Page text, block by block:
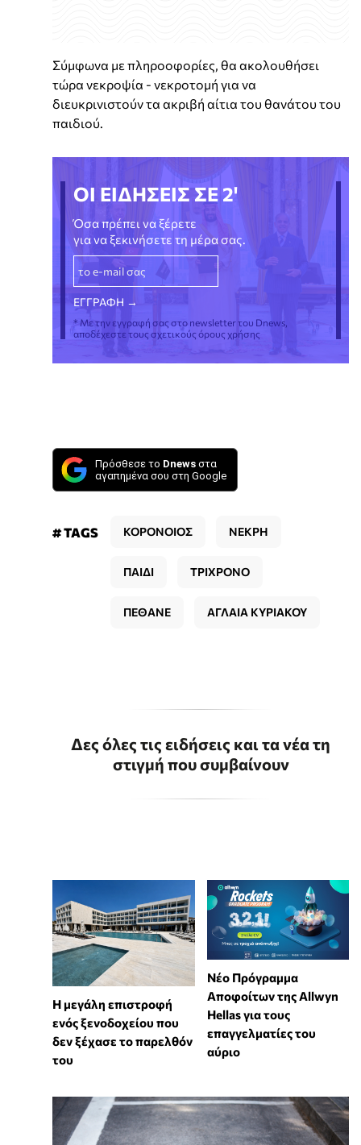
Σύμφωνα με πληροοφορίες, θα ακολουθήσει
τώρα νεκροψία - νεκροτομή για να
διευκρινιστούν τα ακριβή αίτια του θανάτου του
παιδιού.
ΟΙ ΕΙΔΗΣΕΙΣ ΣΕ 2'
Όσα πρέπει να ξέρετε
για να ξεκινήσετε τη μέρα σας.
* Με την εγγραφή σας στο newsletter του Dnews,
αποδέχεστε τους σχετικούς όρους χρήσης
Πρόσθεσε το Dnews στα
αγαπημένα σου στη Google
# TAGS ΚΟΡΟΝΟΙΟΣ ΝΕΚΡΗ
ΠΑΙΔΙ ΤΡΙΧΡΟΝΟ
ΠΕΘΑΝΕ ΑΓΛΑΙΑ ΚΥΡΙΑΚΟΥ
Δες όλες τις ειδήσεις και τα νέα τη
στιγμή που συμβαίνουν
Η μεγάλη επιστροφή
ενός ξενοδοχείου που
δεν ξέχασε το παρελθόν
του
Νέο Πρόγραμμα
Αποφοίτων της Allwyn
Hellas για τους
επαγγελματίες του
αύριο